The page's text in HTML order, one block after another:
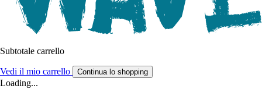
Subtotale carrello
Vedi il mio carrello Continua lo shopping
Loading...